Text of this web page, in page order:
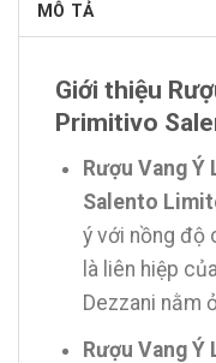
MÔ TẢ
Giới thiệu
Primitivo
Rượu Vang
Salento
ý với nồng độ
là liên hiệp
Dezzani nằm
Rượu Vang